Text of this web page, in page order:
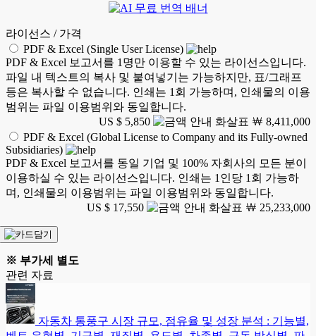
라이선스 / 가격
PDF & Excel (Single User License)
PDF & Excel 보고서를 1명만 이용할 수 있는 라이선스입니다.
파일 내 텍스트의 복사 및 붙여넣기는 가능하지만, 표/그래프
등은 복사할 수 없습니다. 인쇄는 1회 가능하며, 인쇄물의 이용
범위는 파일 이용범위와 동일합니다.
US $ 5,850
￦ 8,411,000
PDF & Excel (Global License to Company and its Fully-owned
Subsidiaries)
PDF & Excel 보고서를 동일 기업 및 100% 자회사의 모든 분이
이용하실 수 있는 라이선스입니다. 인쇄는 1인당 1회 가능하
며, 인쇄물의 이용범위는 파일 이용범위와 동일합니다.
US $ 17,550
￦ 25,233,000
※ 부가세 별도
관련 자료
자동차 통풍구 시장 규모, 점유율 및 성장 분석 : 기능별,